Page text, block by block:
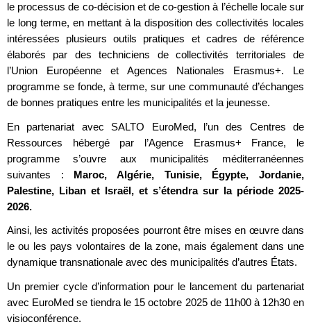
le processus de co-décision et de co-gestion à l’échelle locale sur
le long terme, en mettant à la disposition des collectivités locales
intéressées plusieurs outils pratiques et cadres de référence
élaborés par des techniciens de collectivités territoriales de
l’Union Européenne et Agences Nationales Erasmus+. Le
programme se fonde, à terme, sur une communauté d’échanges
de bonnes pratiques entre les municipalités et la jeunesse.
En partenariat avec SALTO EuroMed, l’un des Centres de
Ressources hébergé par l’Agence Erasmus+ France, le
programme s’ouvre aux municipalités méditerranéennes
suivantes : Maroc, Algérie, Tunisie, Égypte, Jordanie,
Palestine, Liban et Israël, et s’étendra sur la période 2025-
2026.
Ainsi, les activités proposées pourront être mises en œuvre dans
le ou les pays volontaires de la zone, mais également dans une
dynamique transnationale avec des municipalités d’autres États.
Un premier cycle d’information pour le lancement du partenariat
avec EuroMed se tiendra le 15 octobre 2025 de 11h00 à 12h30 en
visioconférence.